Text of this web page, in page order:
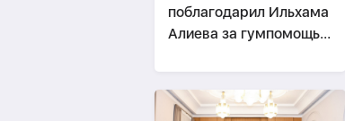
поблагодарил Ильхама
Алиева за гумпомощь